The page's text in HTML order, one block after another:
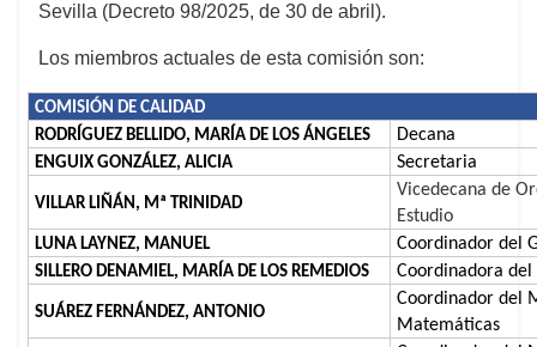
Sevilla (Decreto 98/2025, de 30 de abril).
Los miembros actuales de esta comisión son:
COMISIÓN DE CALIDAD
RODRÍGUEZ BELLIDO, MARÍA DE LOS ÁNGELES
Decana
ENGUIX GONZÁLEZ, ALICIA Secretaria
VILLAR LIÑÁN, Mª TRINIDAD
Vicedecana de
Estudio
LUNA LAYNEZ, MANUEL Coordinador del
SILLERO DENAMIEL, MARÍA DE LOS REMEDIOS Coordinadora del
SUÁREZ FERNÁNDEZ, ANTONIO
Coordinador del
Matemáticas